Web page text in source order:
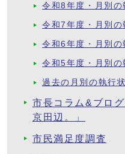
令和8年度・月別の
令和7年度・月別の
令和6年度・月別の
令和5年度・月別の
過去の月別の執行
市長コラム&ブロ
京田辺。」
市民満足度調査